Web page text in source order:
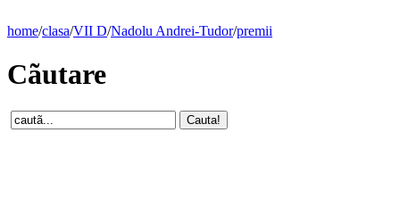
home/clasa/VII D/Nadolu Andrei-Tudor/premii
Cãutare